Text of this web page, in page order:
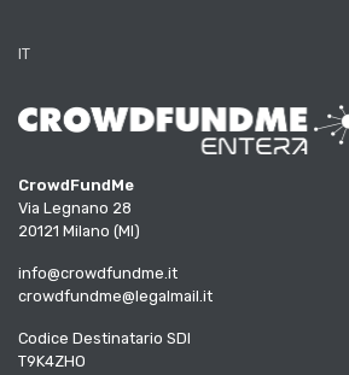
IT
CrowdFundMe
Via Legnano 28
20121 Milano (MI)
info@crowdfundme.it
crowdfundme@legalmail.it
Codice Destinatario SDI
T9K4ZHO